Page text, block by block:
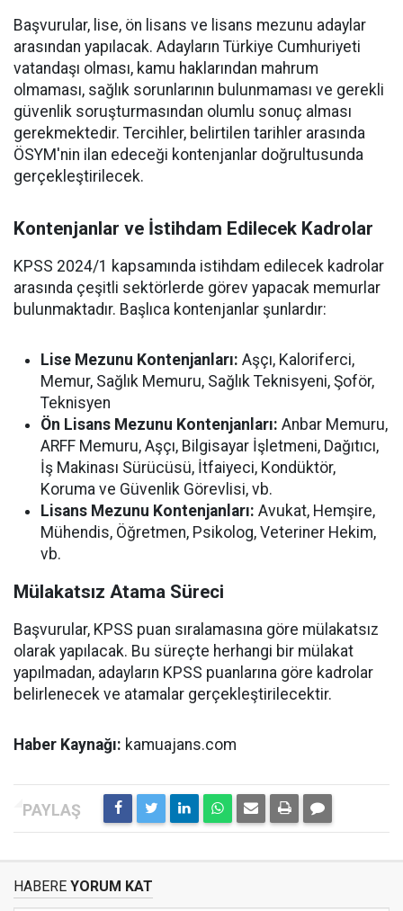
Başvurular, lise, ön lisans ve lisans mezunu adaylar
arasından yapılacak. Adayların Türkiye Cumhuriyeti
vatandaşı olması, kamu haklarından mahrum
olmaması, sağlık sorunlarının bulunmaması ve gerekli
güvenlik soruşturmasından olumlu sonuç alması
gerekmektedir. Tercihler, belirtilen tarihler arasında
ÖSYM'nin ilan edeceği kontenjanlar doğrultusunda
gerçekleştirilecek.
Kontenjanlar ve İstihdam Edilecek Kadrolar
KPSS 2024/1 kapsamında istihdam edilecek kadrolar
arasında çeşitli sektörlerde görev yapacak memurlar
bulunmaktadır. Başlıca kontenjanlar şunlardır:
Lise Mezunu Kontenjanları: Aşçı, Kaloriferci,
Memur, Sağlık Memuru, Sağlık Teknisyeni, Şoför,
Teknisyen
Ön Lisans Mezunu Kontenjanları: Anbar Memuru,
ARFF Memuru, Aşçı, Bilgisayar İşletmeni, Dağıtıcı,
İş Makinası Sürücüsü, İtfaiyeci, Kondüktör,
Koruma ve Güvenlik Görevlisi, vb.
Lisans Mezunu Kontenjanları: Avukat, Hemşire,
Mühendis, Öğretmen, Psikolog, Veteriner Hekim,
vb.
Mülakatsız Atama Süreci
Başvurular, KPSS puan sıralamasına göre mülakatsız
olarak yapılacak. Bu süreçte herhangi bir mülakat
yapılmadan, adayların KPSS puanlarına göre kadrolar
belirlenecek ve atamalar gerçekleştirilecektir.
Haber Kaynağı: kamuajans.com
HABERE YORUM KAT